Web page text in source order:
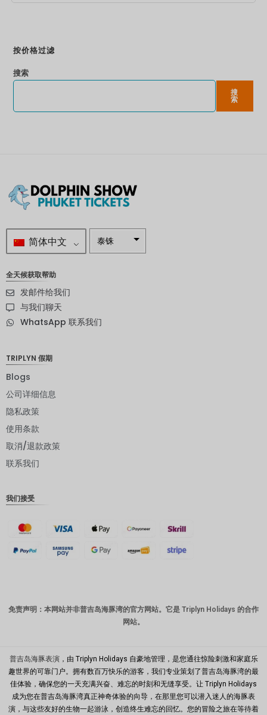
按价格过滤
搜索
搜
索
简体中文 泰铢
挪威克朗
新台币
马来西亚
PHP
港币
新加坡元
全天候获取帮助
发邮件给我们
与我们聊天
WhatsApp 联系我们
TRIPLYN 假期
Blogs
公司详细信息
隐私政策
使用条款
取消/退款政策
联系我们
我们接受
免责声明：本网站并非普吉岛海豚湾的官方网站。它是 Triplyn Holidays 的合作
网站。
普吉岛海豚表演，由 Triplyn Holidays 自豪地管理，是您通往惊险刺激和家庭乐
趣世界的可靠门户。拥有数百万快乐的游客，我们专业策划了普吉岛海豚湾的最
佳体验，确保您的一天充满兴奋、难忘的时刻和无缝享受。让 Triplyn Holidays
成为您在普吉岛海豚湾真正神奇体验的向导，在那里您可以潜入迷人的海豚表
演，与这些友好的生物一起游泳，创造终生难忘的回忆。您的冒险之旅在等待着